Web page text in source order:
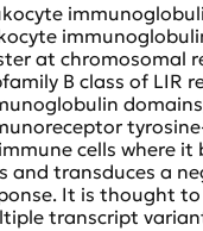
at chromosomal
B class of LIR
cells where
and transduces a
It is thought
transcript